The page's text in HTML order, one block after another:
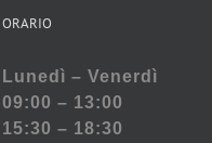
ORARIO
Lunedì – Venerdì
09:00 – 13:00
15:30 – 18:30